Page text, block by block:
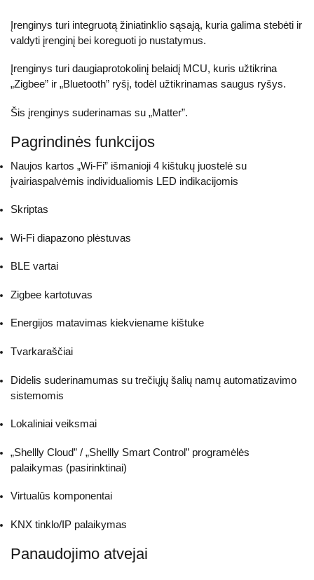
Įrenginys turi integruotą žiniatinklio sąsają, kuria galima stebėti ir
valdyti įrenginį bei koreguoti jo nustatymus.
Įrenginys turi daugiaprotokolinį belaidį MCU, kuris užtikrina
„Zigbee” ir „Bluetooth” ryšį, todėl užtikrinamas saugus ryšys.
Šis įrenginys suderinamas su „Matter”.
Pagrindinės funkcijos
Naujos kartos „Wi-Fi” išmanioji 4 kištukų juostelė su
įvairiaspalvėmis individualiomis LED indikacijomis
Skriptas
Wi-Fi diapazono plėstuvas
BLE vartai
Zigbee kartotuvas
Energijos matavimas kiekviename kištuke
Tvarkaraščiai
Didelis suderinamumas su trečiųjų šalių namų automatizavimo
sistemomis
Lokaliniai veiksmai
„Shellly Cloud” / „Shellly Smart Control” programėlės
palaikymas (pasirinktinai)
Virtualūs komponentai
KNX tinklo/IP palaikymas
Panaudojimo atvejai